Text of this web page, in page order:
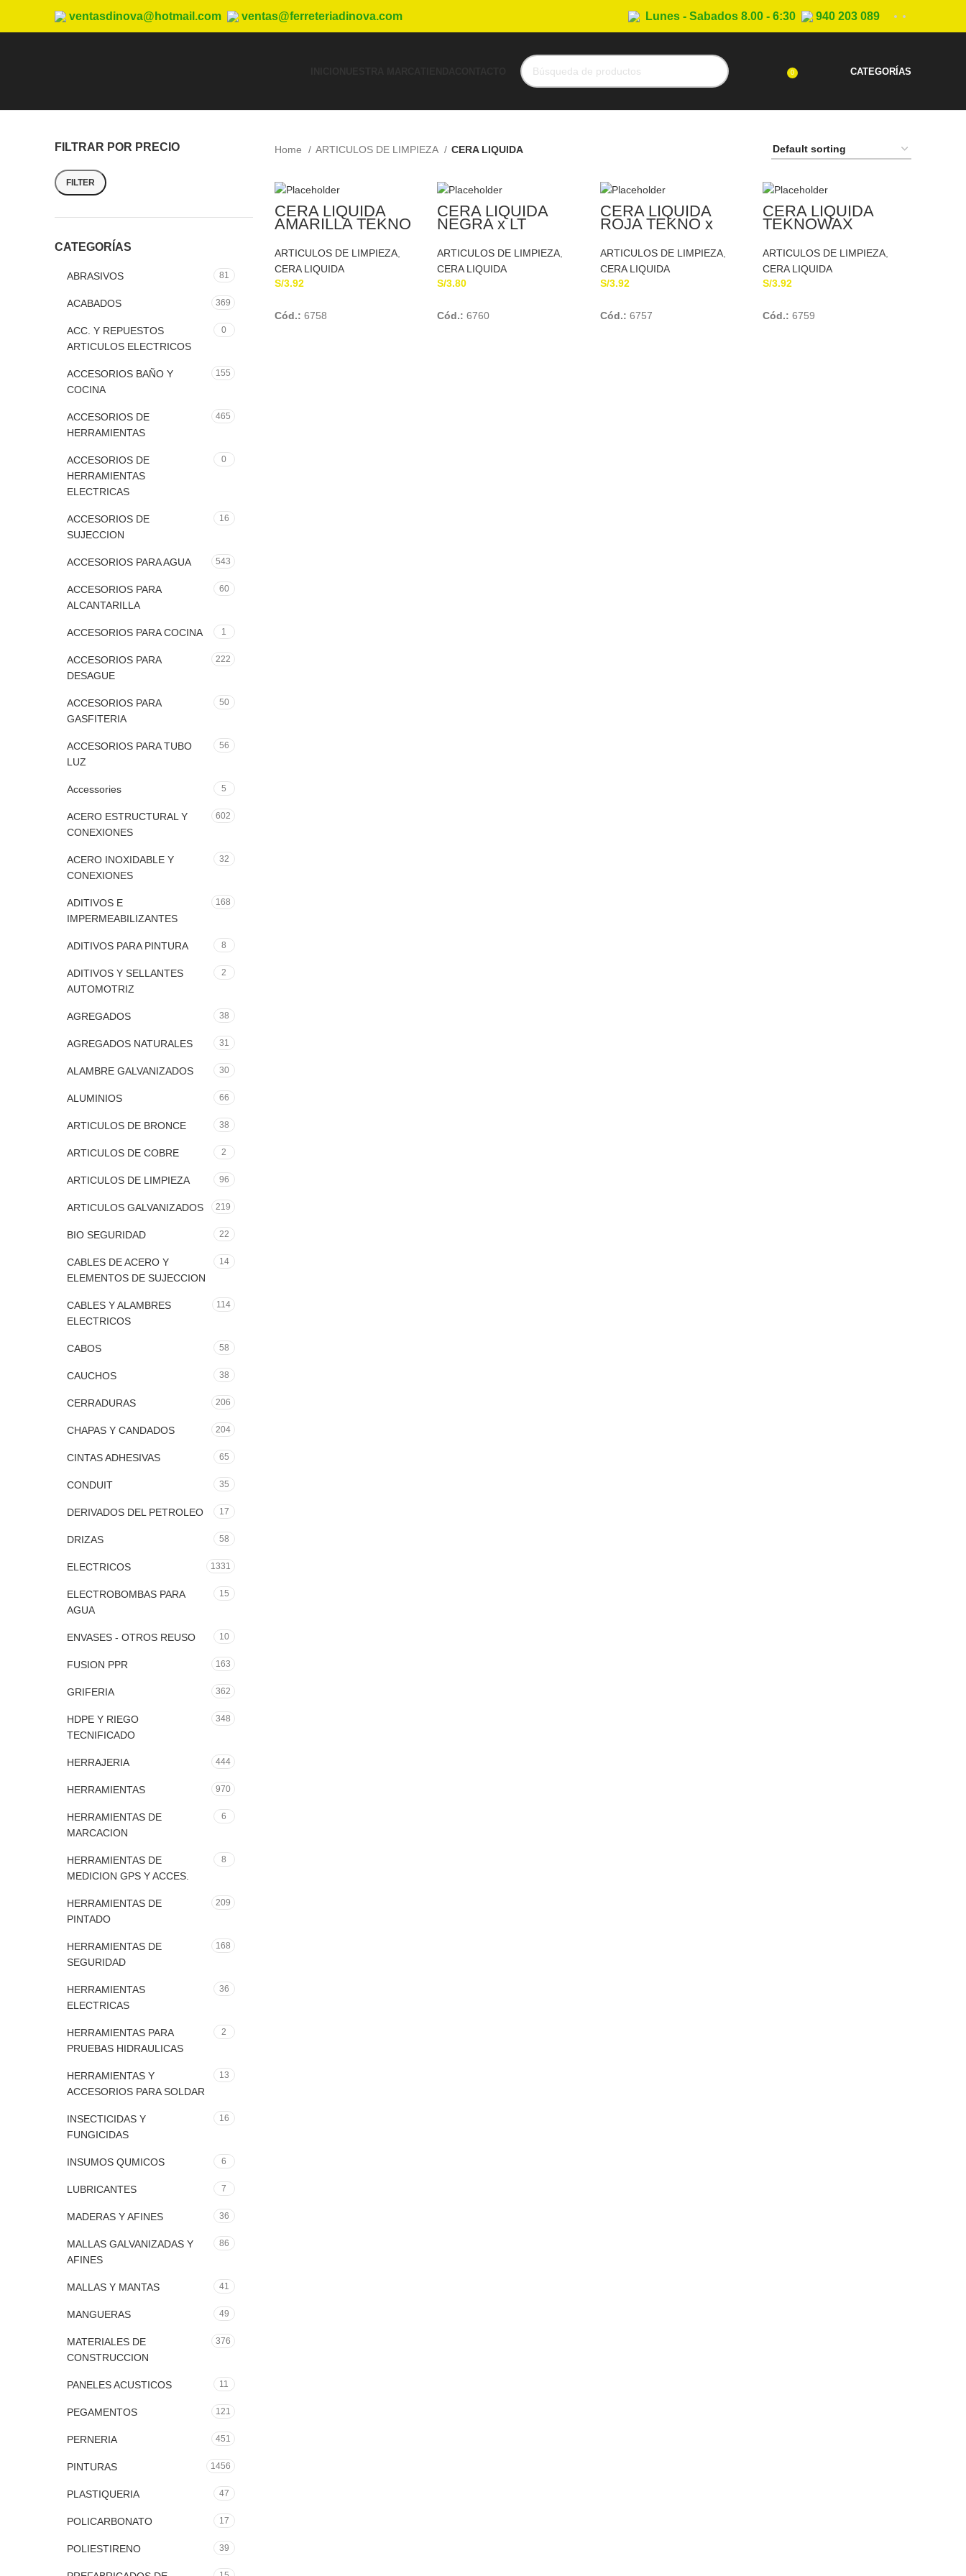
ventasdinova@hotmail.com ventas@ferreteriadinova.com Lunes - Sabados 8.00 - 6:30 940 203 089
0 CATEGORÍAS
FILTRAR POR PRECIO
FILTER
CATEGORÍAS
ABRASIVOS 81
ACABADOS 369
ACC. Y REPUESTOS
ARTICULOS ELECTRICOS
0
ACCESORIOS BAÑO Y
COCINA
155
ACCESORIOS DE
HERRAMIENTAS
465
ACCESORIOS DE
HERRAMIENTAS
ELECTRICAS
0
ACCESORIOS DE
SUJECCION
16
ACCESORIOS PARA AGUA 543
ACCESORIOS PARA
ALCANTARILLA
60
ACCESORIOS PARA COCINA 1
ACCESORIOS PARA
DESAGUE
222
ACCESORIOS PARA
GASFITERIA
50
ACCESORIOS PARA TUBO
LUZ
56
Accessories 5
ACERO ESTRUCTURAL Y
CONEXIONES
602
ACERO INOXIDABLE Y
CONEXIONES
32
ADITIVOS E
IMPERMEABILIZANTES
168
ADITIVOS PARA PINTURA 8
ADITIVOS Y SELLANTES
AUTOMOTRIZ
2
AGREGADOS 38
AGREGADOS NATURALES 31
ALAMBRE GALVANIZADOS 30
ALUMINIOS 66
ARTICULOS DE BRONCE 38
ARTICULOS DE COBRE 2
ARTICULOS DE LIMPIEZA 96
ARTICULOS GALVANIZADOS 219
BIO SEGURIDAD 22
CABLES DE ACERO Y
ELEMENTOS DE SUJECCION
14
CABLES Y ALAMBRES
ELECTRICOS
114
CABOS 58
CAUCHOS 38
CERRADURAS 206
CHAPAS Y CANDADOS 204
CINTAS ADHESIVAS 65
CONDUIT 35
DERIVADOS DEL PETROLEO 17
DRIZAS 58
ELECTRICOS 1331
ELECTROBOMBAS PARA
AGUA
15
ENVASES - OTROS REUSO 10
FUSION PPR 163
GRIFERIA 362
HDPE Y RIEGO
TECNIFICADO
348
HERRAJERIA 444
HERRAMIENTAS 970
HERRAMIENTAS DE
MARCACION
6
HERRAMIENTAS DE
MEDICION GPS Y ACCES.
8
HERRAMIENTAS DE
PINTADO
209
HERRAMIENTAS DE
SEGURIDAD
168
HERRAMIENTAS
ELECTRICAS
36
HERRAMIENTAS PARA
PRUEBAS HIDRAULICAS
2
HERRAMIENTAS Y
ACCESORIOS PARA SOLDAR
13
INSECTICIDAS Y
FUNGICIDAS
16
INSUMOS QUMICOS 6
LUBRICANTES 7
MADERAS Y AFINES 36
MALLAS GALVANIZADAS Y
AFINES
86
MALLAS Y MANTAS 41
MANGUERAS 49
MATERIALES DE
CONSTRUCCION
376
PANELES ACUSTICOS 11
PEGAMENTOS 121
PERNERIA 451
PINTURAS 1456
PLASTIQUERIA 47
POLICARBONATO 17
POLIESTIRENO 39
Home ARTICULOS DE LIMPIEZA CERA LIQUIDA
CERA LIQUIDA
AMARILLA TEKNO
ARTICULOS DE LIMPIEZA,
CERA LIQUIDA
S/3.92
Cód.: 6758
CERA LIQUIDA
NEGRA x LT
ARTICULOS DE LIMPIEZA,
CERA LIQUIDA
S/3.80
Cód.: 6760
CERA LIQUIDA
ROJA TEKNO x
ARTICULOS DE LIMPIEZA,
CERA LIQUIDA
S/3.92
Cód.: 6757
CERA LIQUIDA
TEKNOWAX
AUTOBRILLANTE
TEKNO x 330ML
ARTICULOS DE LIMPIEZA,
CERA LIQUIDA
S/3.92
Cód.: 6759